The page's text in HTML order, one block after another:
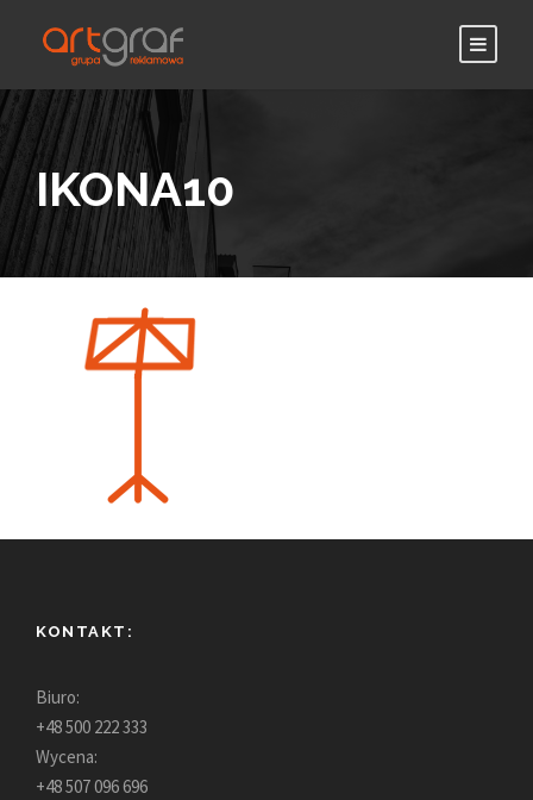
IKONA10
KONTAKT:
Biuro:
+48 500 222 333
Wycena:
+48 507 096 696